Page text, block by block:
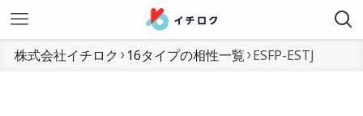
株式会社イチロク 16タイプの相性一覧 ESFP-ESTJ